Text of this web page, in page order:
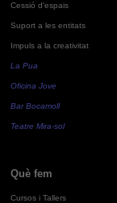
Cessió d'espais
Suport a les entitats
Impuls a la creativitat
La Pua
Oficina Jove
Bar Bocamoll
Teatre Mira-sol
Què fem
Cursos i Tallers